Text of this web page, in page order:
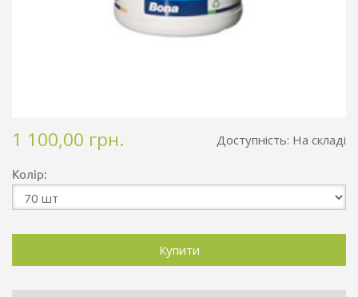
Доступність: На складі
1 100,00 грн.
Колір: